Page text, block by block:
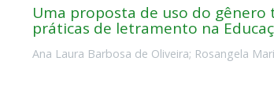
Uma proposta de uso do
práticas de letramento na
Ana Laura Barbosa de Oliveira; Rosangela